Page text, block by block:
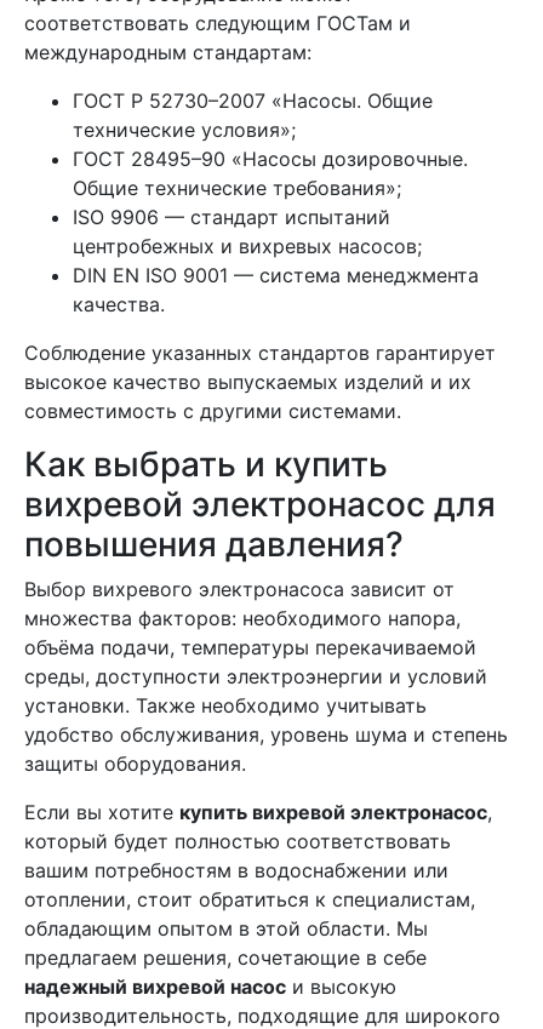
соответствовать следующим ГОСТам и
международным стандартам:
ГОСТ Р 52730–2007 «Насосы. Общие
технические условия»;
ГОСТ 28495–90 «Насосы дозировочные.
Общие технические требования»;
ISO 9906 — стандарт испытаний
центробежных и вихревых насосов;
DIN EN ISO 9001 — система менеджмента
качества.
Соблюдение указанных стандартов гарантирует
высокое качество выпускаемых изделий и их
совместимость с другими системами.
Как выбрать и купить
вихревой электронасос для
повышения давления?
Выбор вихревого электронасоса зависит от
множества факторов: необходимого напора,
объёма подачи, температуры перекачиваемой
среды, доступности электроэнергии и условий
установки. Также необходимо учитывать
удобство обслуживания, уровень шума и степень
защиты оборудования.
Если вы хотите купить вихревой электронасос,
который будет полностью соответствовать
вашим потребностям в водоснабжении или
отоплении, стоит обратиться к специалистам,
обладающим опытом в этой области. Мы
предлагаем решения, сочетающие в себе
надежный вихревой насос и высокую
производительность, подходящие для широкого